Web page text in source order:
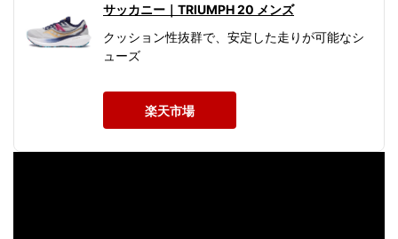
サッカニー｜TRIUMPH 20 メンズ
クッション性抜群で、安定した走りが可能なシ
ューズ
楽天市場